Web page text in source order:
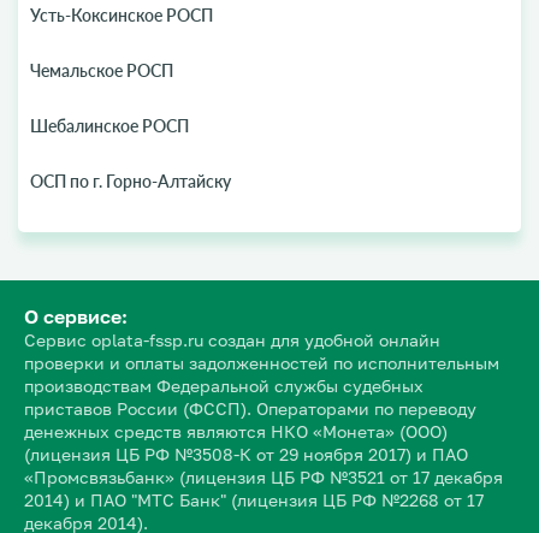
Усть-Коксинское РОСП
Чемальское РОСП
Шебалинское РОСП
ОСП по г. Горно-Алтайску
О сервисе:
Сервис oplata-fssp.ru создан для удобной онлайн
проверки и оплаты задолженностей по исполнительным
производствам Федеральной службы судебных
приставов России (ФССП). Операторами по переводу
денежных средств являются НКО «Монета» (ООО)
(лицензия ЦБ РФ №3508-К от 29 ноября 2017) и ПАО
«Промсвязьбанк» (лицензия ЦБ РФ №3521 от 17 декабря
2014) и ПАО "МТС Банк" (лицензия ЦБ РФ №2268 от 17
декабря 2014).